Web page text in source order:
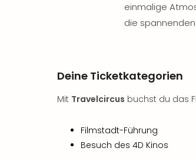
einmalige
die
Deine Ticketkategorien
Mit Travelcircus buchst du das
Filmstadt-Führung
Besuch des 4D Kinos